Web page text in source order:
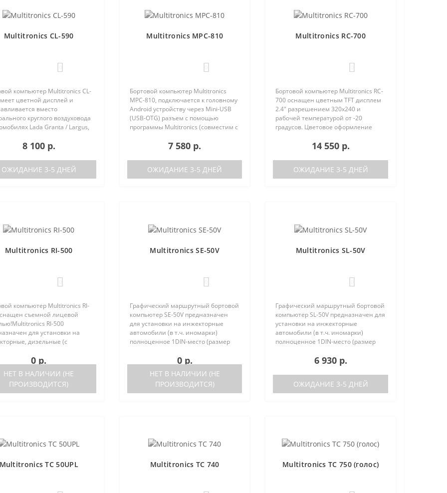
Multitronics CL-590
компьютер Multitronics CL-
цветной дисплей и
вместо
круглого воздуховода
Lada Granta / Largus,
Almera, на место
вставки панели
8 100 р.
ОЖИДАНИЕ 3-5 ДНЕЙ
Multitronics MPC-810
Бортовой компьютер Multitronics
MPC-810, подключается к головному
Android устройству через Mini-USB
(USB-OTG) разъем с помощью
программы Multitronics (совместим с
Multitronics MPC-810 по сравнению с
7 580 р.
ОЖИДАНИЕ 3-5 ДНЕЙ
Multitronics RC-700
Бортовой компьютер Multitronics RC-
700 оснащен цветным TFT дисплем
2.4" разрешением 320х240 и
рабочей температурой от -20
градусов. Цветовое оформление
пользователем индивидуально (по
предустановленн..
14 550 р.
ОЖИДАНИЕ 3-5 ДНЕЙ
Multitronics RI-500
компьютер Multitronics RI-
съемной лицевой
RI-500
для установки на
дизельные (с
2) иномарки и отечественные
ка..
0 р.
НЕТ В НАЛИЧИИ (НЕ
ПРОИЗВОДИТСЯ)
Multitronics SE-50V
Графический маршрутный бортовой
компьютер SE-50V предназначен
для установки на инжекторные
автомобили (в т.ч. иномарки)
полноценное 1DIN-место (размер
прибора возможна как с ЭБУ (список
0 р.
НЕТ В НАЛИЧИИ (НЕ
ПРОИЗВОДИТСЯ)
Multitronics SL-50V
Графический маршрутный бортовой
компьютер SL-50V предназначен для
установки на инжекторные
автомобили (в т.ч. иномарки)
полноценное 1DIN-место (размер
прибора возможна как с ЭБУ (список
поддерживаемых ЭБУ предст..
6 930 р.
ОЖИДАНИЕ 3-5 ДНЕЙ
Multitronics TC 50UPL Multitronics TC 740 Multitronics TC 750 (голос)